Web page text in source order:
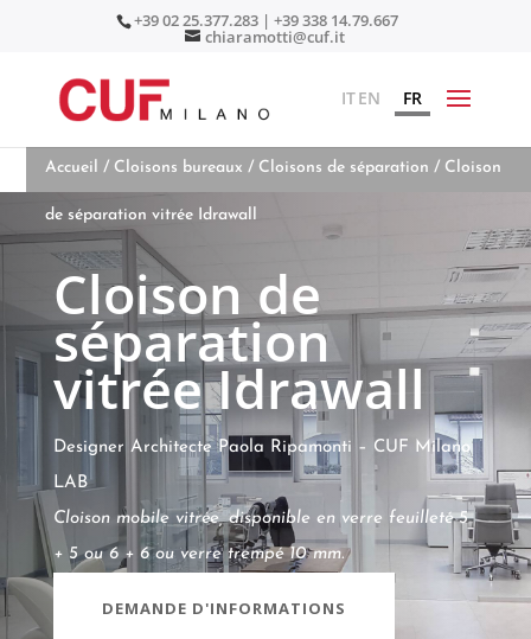
+39 02 25.377.283 | +39 338 14.79.667
chiaramotti@cuf.it
ITEN FR
Accueil / Cloisons bureaux / Cloisons de séparation / Cloison
de séparation vitrée Idrawall
Cloison de
séparation
vitrée Idrawall
Designer Architecte Paola Ripamonti – CUF Milano
LAB
Cloison mobile vitrée, disponible en verre feuilleté 5
+ 5 ou 6 + 6 ou verre trempé 10 mm.
DEMANDE D'INFORMATIONS